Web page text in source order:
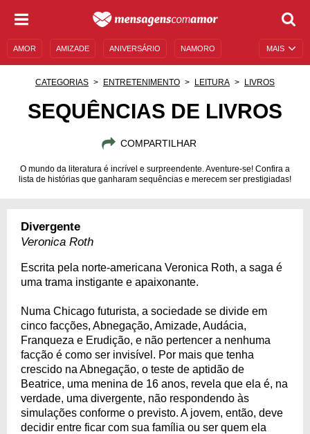
MAIS
AMOR AMIZADE ANIVERSÁRIO NAMORO
UNIVERSO FEMININO
CATEGORIAS ENTRETENIMENTO LEITURA LIVROS
SEQUÊNCIAS DE LIVROS
COMPARTILHAR
O mundo da literatura é incrível e surpreendente. Aventure-se! Confira a
lista de histórias que ganharam sequências e merecem ser prestigiadas!
Divergente
Veronica Roth
Escrita pela norte-americana Veronica Roth, a saga é
uma trama instigante e apaixonante.
Numa Chicago futurista, a sociedade se divide em
cinco facções, Abnegação, Amizade, Audácia,
Franqueza e Erudição, e não pertencer a nenhuma
facção é como ser invisível. Por mais que tenha
crescido na Abnegação, o teste de aptidão de
Beatrice, uma menina de 16 anos, revela que ela é, na
verdade, uma divergente, não respondendo às
simulações conforme o previsto. A jovem, então, deve
decidir entre ficar com sua família ou ser quem ela